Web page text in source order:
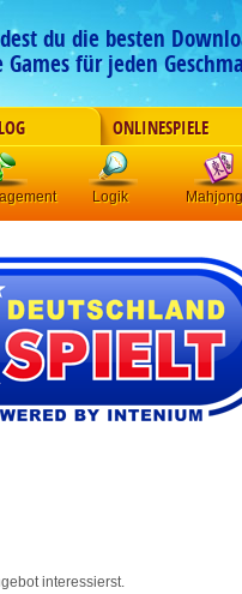
du die besten
für jeden
ONLINESPIELE
Logik Mahjong
interessierst.